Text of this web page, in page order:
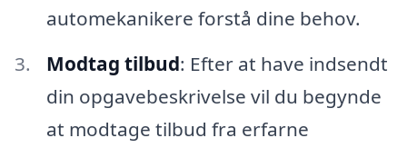
automekanikere forstå dine behov.
Modtag tilbud: Efter at have indsendt
din opgavebeskrivelse vil du begynde
at modtage tilbud fra erfarne